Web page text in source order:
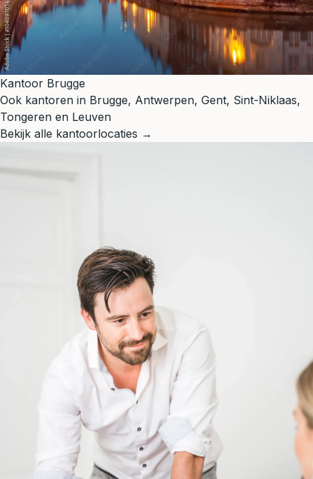
Kantoor Brugge
Ook kantoren in Brugge, Antwerpen, Gent, Sint-Niklaas,
Tongeren en Leuven
Bekijk alle kantoorlocaties →